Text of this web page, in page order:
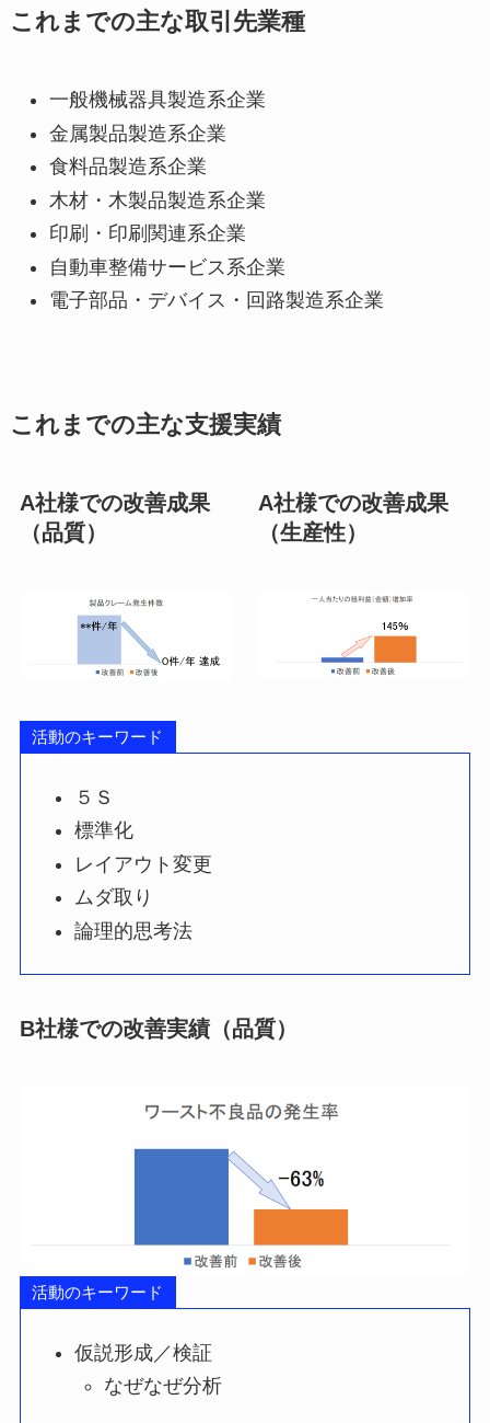
これまでの主な取引先業種
一般機械器具製造系企業
金属製品製造系企業
食料品製造系企業
木材・木製品製造系企業
印刷・印刷関連系企業
自動車整備サービス系企業
電子部品・デバイス・回路製造系企業
これまでの主な支援実績
A社様での改善成果
（品質）
A社様での改善成果
（生産性）
活動のキーワード
５Ｓ
標準化
レイアウト変更
ムダ取り
論理的思考法
B社様での改善実績（品質）
活動のキーワード
仮説形成／検証
なぜなぜ分析